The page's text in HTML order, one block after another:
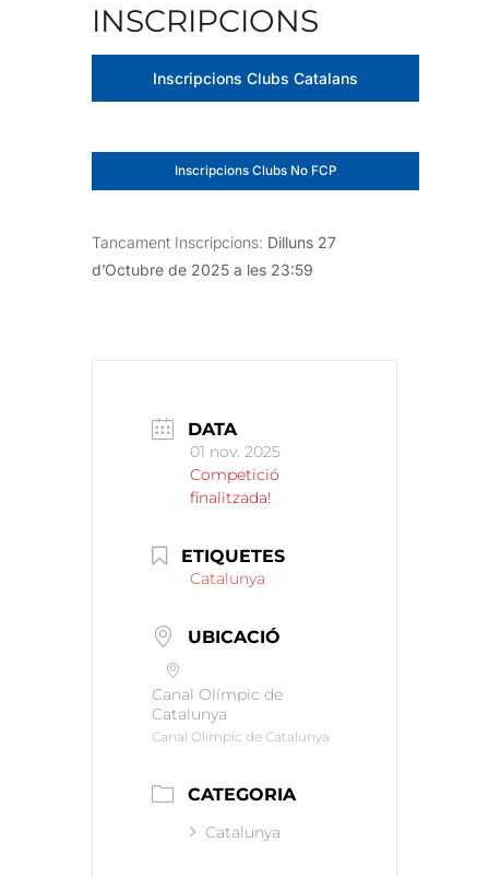
INSCRIPCIONS
Inscripcions Clubs Catalans
Inscripcions Clubs No FCP
Tancament Inscripcions: Dilluns 27
d’Octubre de 2025 a les 23:59
DATA
01 nov. 2025
Competició
finalitzada!
ETIQUETES
Catalunya
UBICACIÓ
Canal Olímpic de
Catalunya
Canal Olímpic de Catalunya
CATEGORIA
Catalunya